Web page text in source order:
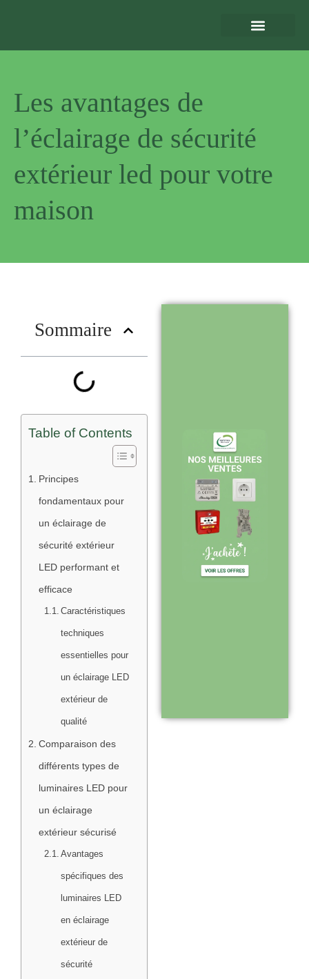
Les avantages de
l’éclairage de sécurité
extérieur led pour votre
maison
Sommaire
Table of Contents
Principes
fondamentaux pour
un éclairage de
sécurité extérieur
LED performant et
efficace
Caractéristiques
techniques
essentielles pour
un éclairage LED
extérieur de
qualité
Comparaison des
différents types de
luminaires LED pour
un éclairage
extérieur sécurisé
Avantages
spécifiques des
luminaires LED
en éclairage
extérieur de
sécurité
Expédition sous
24-48h :
livraison rapide
après validation
de commande